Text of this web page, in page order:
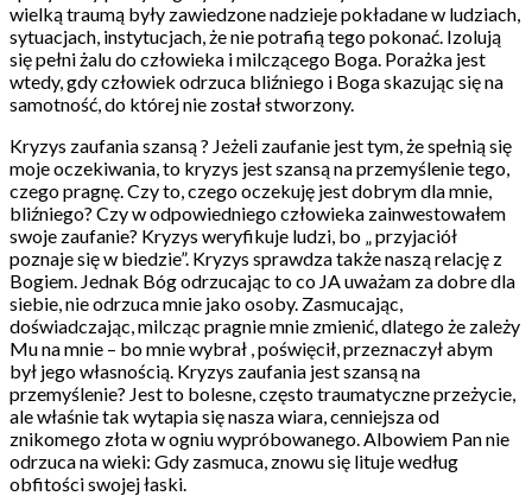
wielką traumą były zawiedzone nadzieje pokładane w ludziach,
sytuacjach, instytucjach, że nie potrafią tego pokonać. Izolują
się pełni żalu do człowieka i milczącego Boga. Porażka jest
wtedy, gdy człowiek odrzuca bliźniego i Boga skazując się na
samotność, do której nie został stworzony.
Kryzys zaufania szansą ? Jeżeli zaufanie jest tym, że spełnią się
moje oczekiwania, to kryzys jest szansą na przemyślenie tego,
czego pragnę. Czy to, czego oczekuję jest dobrym dla mnie,
bliźniego? Czy w odpowiedniego człowieka zainwestowałem
swoje zaufanie? Kryzys weryfikuje ludzi, bo „ przyjaciół
poznaje się w biedzie”. Kryzys sprawdza także naszą relację z
Bogiem. Jednak Bóg odrzucając to co JA uważam za dobre dla
siebie, nie odrzuca mnie jako osoby. Zasmucając,
doświadczając, milcząc pragnie mnie zmienić, dlatego że zależy
Mu na mnie – bo mnie wybrał , poświęcił, przeznaczył abym
był jego własnością. Kryzys zaufania jest szansą na
przemyślenie? Jest to bolesne, często traumatyczne przeżycie,
ale właśnie tak wytapia się nasza wiara, cenniejsza od
znikomego złota w ogniu wypróbowanego. Albowiem Pan nie
odrzuca na wieki: Gdy zasmuca, znowu się lituje według
obfitości swojej łaski.